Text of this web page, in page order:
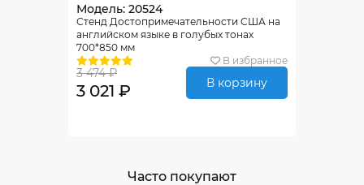
Модель: 20524
Стенд Достопримечательности США на
английском языке в голубых тонах
700*850 мм
В избранное
3 474 ₽
3 021 ₽ В корзину
Часто покупают